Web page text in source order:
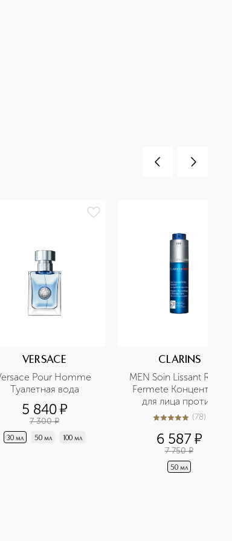
VERSACE
Pour Homme
Туалетная вода
5 840¤
7 300 ¤
30 мл 50 мл 100 мл
CLARINS
MEN Soin Lissant Rides
Fermete Концентрат
для лица против
морщин
5из 578 (78)
6 587¤
7 750 ¤
50 мл